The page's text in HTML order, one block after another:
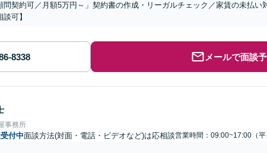
問契約可／月額5万円～」契約書の作成・リーガルチェック／家賃の未払い
可】
メールで面談
事務所
付中面談方法(対面・電話・ビデオなど)は応相談営業時間：09:00~17:00（平